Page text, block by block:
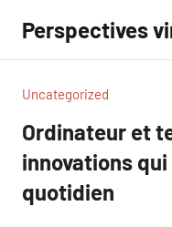
contenu
Perspectives
Uncategorized
Ordinateur et
innovations
quotidien